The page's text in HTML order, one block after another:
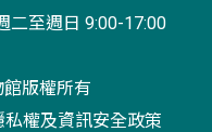
二至週日 9:00-17:00
版權所有
私權及資訊安全政策